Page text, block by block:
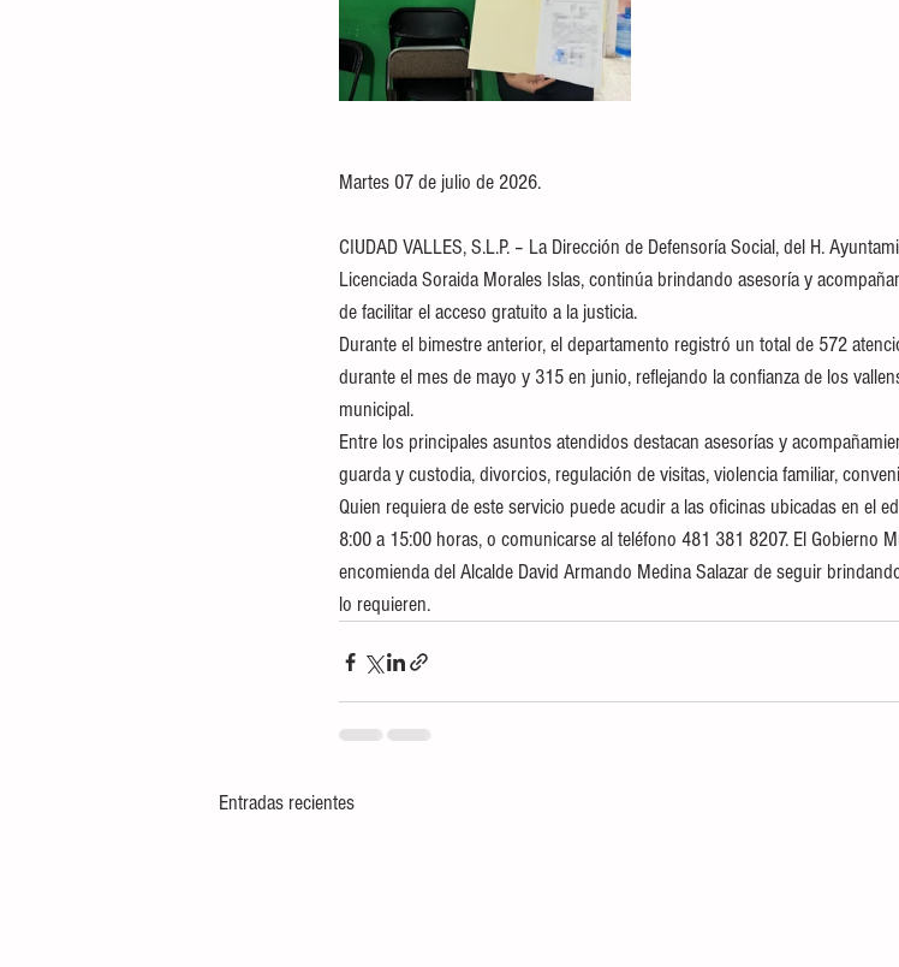
Martes 07 de julio de 2026.
CIUDAD VALLES, S.L.P. – La Dirección de Defensoría Social, del H.
Licenciada Soraida Morales Islas, continúa brindando asesoría y
de facilitar el acceso gratuito a la justicia.
Durante el bimestre anterior, el departamento registró un total de 572
durante el mes de mayo y 315 en junio, reflejando la confianza de los
municipal.
Entre los principales asuntos atendidos destacan asesorías y
guarda y custodia, divorcios, regulación de visitas, violencia familiar,
Quien requiera de este servicio puede acudir a las oficinas ubicadas en el
8:00 a 15:00 horas, o comunicarse al teléfono 481 381 8207. El Gobierno
encomienda del Alcalde David Armando Medina Salazar de seguir
lo requieren.
Entradas recientes